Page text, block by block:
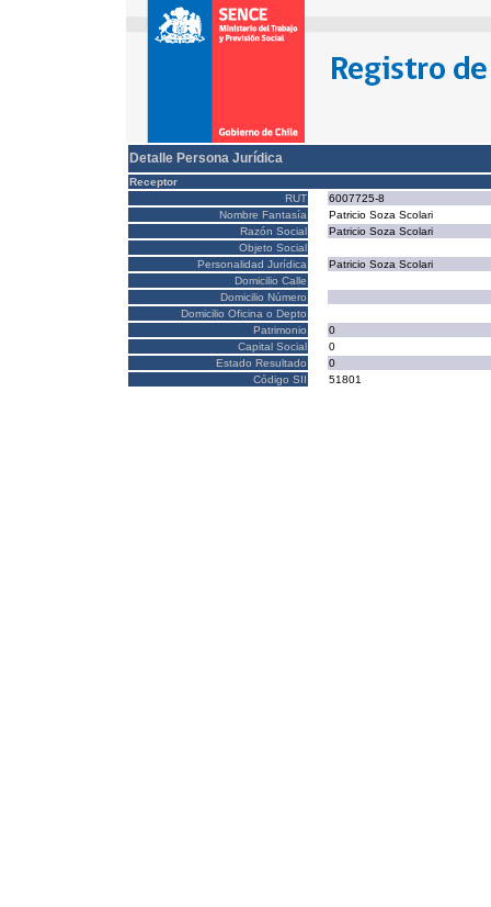
Detalle Persona Jurídica
Receptor
RUT
6007725-8
Nombre Fantasía
Patricio Soza Scolari
Razón Social
Patricio Soza Scolari
Objeto Social
Personalidad Jurídica
Patricio Soza Scolari
Domicilio Calle
Domicilio Número
Domicilio Oficina o Depto
Patrimonio
0
Capital Social
0
Estado Resultado
0
Código SII
51801